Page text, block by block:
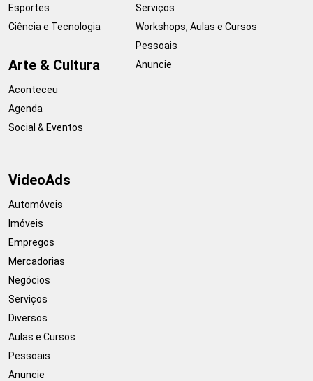
Esportes
Ciência e Tecnologia
Arte & Cultura
Aconteceu
Agenda
Social & Eventos
Serviços
Workshops, Aulas e Cursos
Pessoais
Anuncie
VideoAds
Automóveis
Imóveis
Empregos
Mercadorias
Negócios
Serviços
Diversos
Aulas e Cursos
Pessoais
Anuncie